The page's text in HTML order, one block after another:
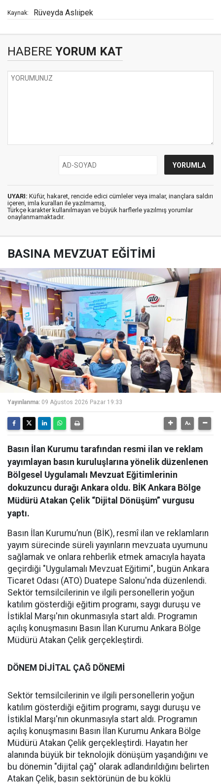
Kaynak: Rüveyda Aslıipek
HABERE YORUM KAT
UYARI: Küfür, hakaret, rencide edici cümleler veya imalar, inançlara saldırı
içeren, imla kuralları ile yazılmamış,
Türkçe karakter kullanılmayan ve büyük harflerle yazılmış yorumlar
onaylanmamaktadır.
BASINA MEVZUAT EĞİTİMİ
Yayınlanma: 09 Ağustos 2026 Pazar 19:33
Basın İlan Kurumu tarafından resmi ilan ve reklam
yayımlayan basın kuruluşlarına yönelik düzenlenen
Bölgesel Uygulamalı Mevzuat Eğitimlerinin
dokuzuncu durağı Ankara oldu. BİK Ankara Bölge
Müdürü Atakan Çelik “Dijital Dönüşüm” vurgusu
yaptı.
Basın İlan Kurumu’nun (BİK), resmî ilan ve reklamların
yayım sürecinde süreli yayınların mevzuata uyumunu
sağlamak ve onlara rehberlik etmek amacıyla hayata
geçirdiği "Uygulamalı Mevzuat Eğitimi", bugün Ankara
Ticaret Odası (ATO) Duatepe Salonu'nda düzenlendi.
Sektör temsilcilerinin ve ilgili personellerin yoğun
katılım gösterdiği eğitim programı, saygı duruşu ve
İstiklal Marşı'nın okunmasıyla start aldı. Programın
açılış konuşmasını Basın İlan Kurumu Ankara Bölge
Müdürü Atakan Çelik gerçekleştirdi.
DÖNEM DİJİTAL ÇAĞ DÖNEMİ
Sektör temsilcilerinin ve ilgili personellerin yoğun
katılım gösterdiği eğitim programı, saygı duruşu ve
İstiklal Marşı'nın okunmasıyla start aldı. Programın
açılış konuşmasını Basın İlan Kurumu Ankara Bölge
Müdürü Atakan Çelik gerçekleştirdi. Hayatın her
alanında büyük bir teknolojik dönüşüm yaşandığını ve
bu dönemin "dijital çağ" olarak adlandırıldığını belirten
Atakan Çelik, basın sektörünün de bu köklü